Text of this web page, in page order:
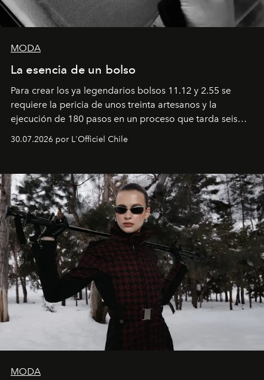
MODA
La esencia de un bolso
Para crear los ya legendarios bolsos 11.12 y 2.55 se
requiere la pericia de unos treinta artesanos y la
ejecución de 180 pasos en un proceso que tarda seis
que se enseña solamente en la escuela de formación de
30.07.2026 por L'Officiel Chile
MODA